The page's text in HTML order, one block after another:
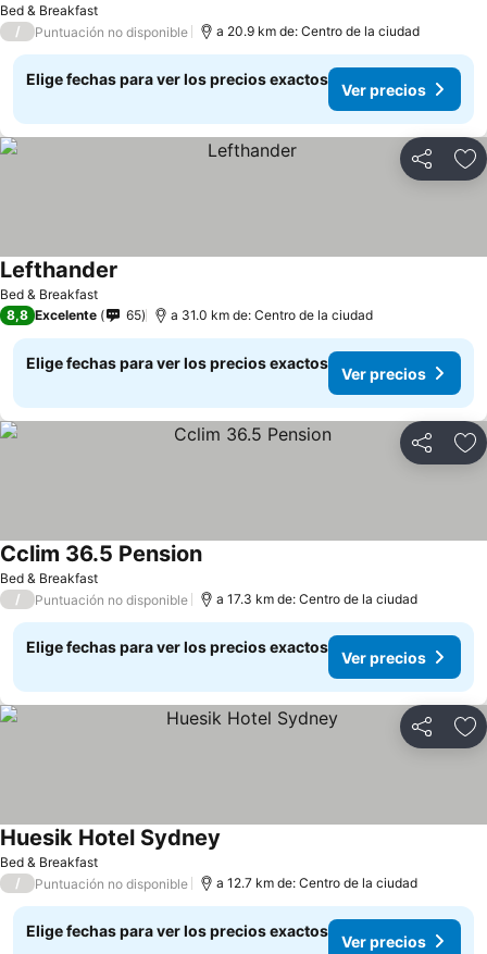
Bed & Breakfast
/ Puntuación no disponible a 20.9 km de: Centro de la ciudad
Elige fechas para ver los precios exactos
Ver precios
Compartir
Bed & Breakfast
Lefthander
8,8 Excelente 65 a 31.0 km de: Centro de la ciudad
Elige fechas para ver los precios exactos
Ver precios
Compartir
Bed & Breakfast
Cclim 36.5 Pension
/ Puntuación no disponible a 17.3 km de: Centro de la ciudad
Elige fechas para ver los precios exactos
Ver precios
Compartir
Bed & Breakfast
Huesik Hotel Sydney
/ Puntuación no disponible a 12.7 km de: Centro de la ciudad
Elige fechas para ver los precios exactos
Ver precios